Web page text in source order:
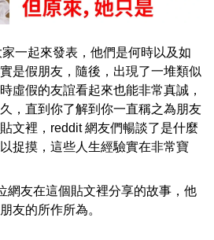
家一起來發表，他們是何時以及如
是假朋友，隨後，出現了一堆類似
虛假的友誼看起來也能非常真誠，
，直到你了解到你一直稱之為朋友
文裡，reddit 網友們暢談了是什麼
捉摸，這些人生經驗實在非常寶
網友在這個貼文裡分享的故事，他
友的所作所為。